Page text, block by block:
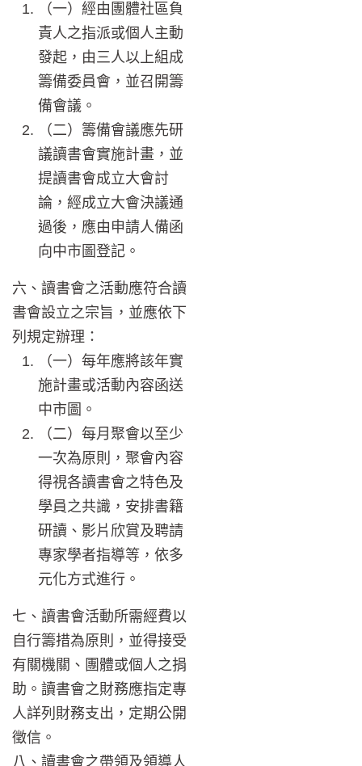
（一）經由團體社區負
責人之指派或個人主動
發起，由三人以上組成
籌備委員會，並召開籌
備會議。
（二）籌備會議應先研
議讀書會實施計畫，並
提讀書會成立大會討
論，經成立大會決議通
過後，應由申請人備函
向中市圖登記。
六、讀書會之活動應符合讀
書會設立之宗旨，並應依下
列規定辦理：
（一）每年應將該年實
施計畫或活動內容函送
中市圖。
（二）每月聚會以至少
一次為原則，聚會內容
得視各讀書會之特色及
學員之共識，安排書籍
研讀、影片欣賞及聘請
專家學者指導等，依多
元化方式進行。
七、讀書會活動所需經費以
自行籌措為原則，並得接受
有關機關、團體或個人之捐
助。讀書會之財務應指定專
人詳列財務支出，定期公開
徵信。
八、讀書會之帶領及領導人